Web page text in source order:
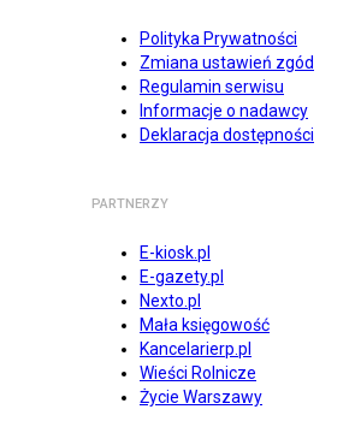
Polityka Prywatności
Zmiana ustawień zgód
Regulamin serwisu
Informacje o nadawcy
Deklaracja dostępności
PARTNERZY
E-kiosk.pl
E-gazety.pl
Nexto.pl
Mała księgowość
Kancelarierp.pl
Wieści Rolnicze
Życie Warszawy